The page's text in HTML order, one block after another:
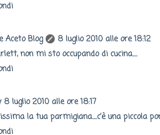
Aceto Blog
8 luglio 2010 alle ore 18:12
non mi sto occupando di cucina.....
8 luglio 2010 alle ore 18:17
la tua parmigiana.....c'è una piccola